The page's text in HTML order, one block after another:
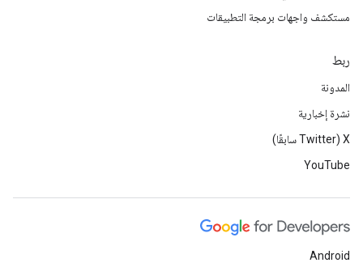
مستكشف واجهات برمجة التطبيقات
ربط
المدونة
نشرة إخبارية
‫X ‏(Twitter سابقًا)
YouTube
Android